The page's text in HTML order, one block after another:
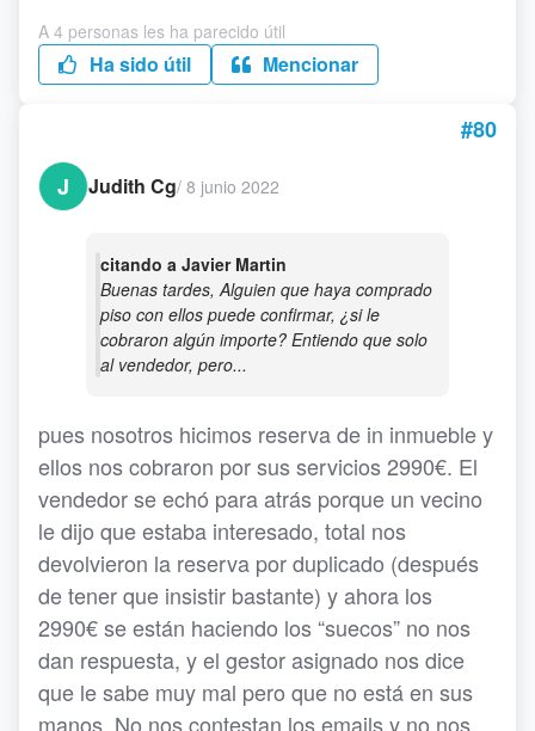
A 4 personas les ha parecido útil
Ha sido útil Mencionar
#80
J
Judith Cg/ 8 junio 2022
citando a Javier Martin
Buenas tardes, Alguien que haya comprado
piso con ellos puede confirmar, ¿si le
cobraron algún importe? Entiendo que solo
al vendedor, pero...
pues nosotros hicimos reserva de in inmueble y
ellos nos cobraron por sus servicios 2990€. El
vendedor se echó para atrás porque un vecino
le dijo que estaba interesado, total nos
devolvieron la reserva por duplicado (después
de tener que insistir bastante) y ahora los
2990€ se están haciendo los “suecos” no nos
dan respuesta, y el gestor asignado nos dice
que le sabe muy mal pero que no está en sus
manos. No nos contestan los emails y no nos